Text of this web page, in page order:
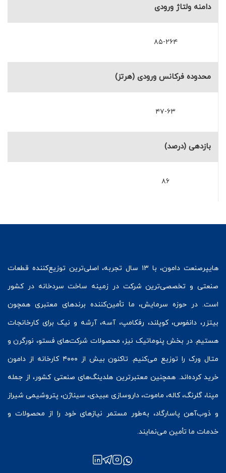
دامنه ولتاژ ورودی
۸۵-۲۶۴
محدوده فرکانس ورودی (هرتز)
۴۷-۶۳
بازدهی (درصد)
۸۶
هایپرصنعت
دامون، با ۱۳ سال تجربه، اصلی‌ترین توزیع‌کننده قطعات
صنعتی و تخصصی‌ترین شرکت در زمینه ساخت سردخانه در کشور
است. در حوزه سرمایش، ما تأمین‌کننده برندهای معتبری همچون
بیتزر، دانفوس،کوپلند، رفکامپ، آسه، آرشه و نیک برای کارخانجات
هستیم. در بخش پنوماتیک نیز، محصولات شرکت‌های فستو، نورگرن و
متال ورک
را توزیع می‌کنیم. تاکنون بیش از ۴۰۰۰ کارخانه از دامون
خرید کرده‌اند. همچنین معتبرترین هلدینگ‌های صنعتی کشور، از جمله
مپنا، گلرنگ، کاله، ماموت، داروسازی عبیدی، سیناژن، پتروشیمی شیراز
و ذوب‌آهن پاسارگاد، به‌طور مستمر نیازهای خود را از محصولات و
خدمات ما تأمین می‌نمایند.